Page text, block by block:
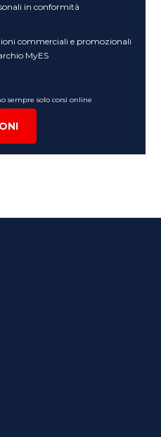
in conformità
commerciali e promozionali
MyES
sempre solo corsi online